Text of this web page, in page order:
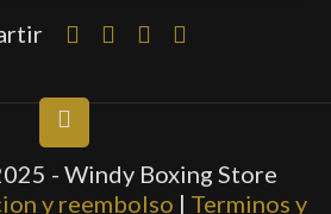
- Windy Boxing Store
y reembolso | Terminos y